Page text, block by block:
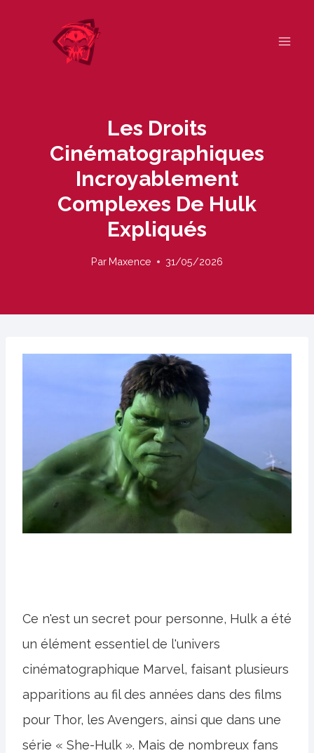
Les Droits
Cinématographiques
Incroyablement
Complexes De Hulk
Expliqués
Par Maxence 31/05/2026
Ce n'est un secret pour personne, Hulk a été
un élément essentiel de l'univers
cinématographique Marvel, faisant plusieurs
apparitions au fil des années dans des films
pour Thor, les Avengers, ainsi que dans une
série « She-Hulk ». Mais de nombreux fans